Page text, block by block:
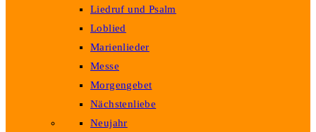
Liedruf und Psalm
Loblied
Marienlieder
Messe
Morgengebet
Nächstenliebe
Neujahr